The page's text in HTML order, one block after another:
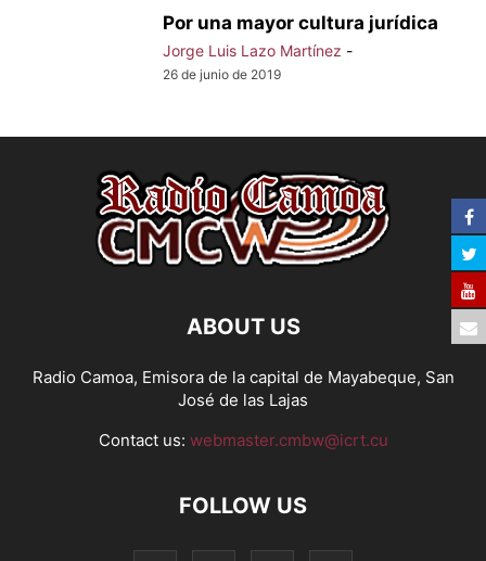
Por una mayor cultura jurídica
Jorge Luis Lazo Martínez -
26 de junio de 2019
ABOUT US
Radio Camoa, Emisora de la capital de Mayabeque, San
José de las Lajas
Contact us: webmaster.cmbw@icrt.cu
FOLLOW US